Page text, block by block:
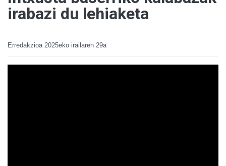
irabazi du lehiaketa
Erredakzioa 2025eko irailaren 29a